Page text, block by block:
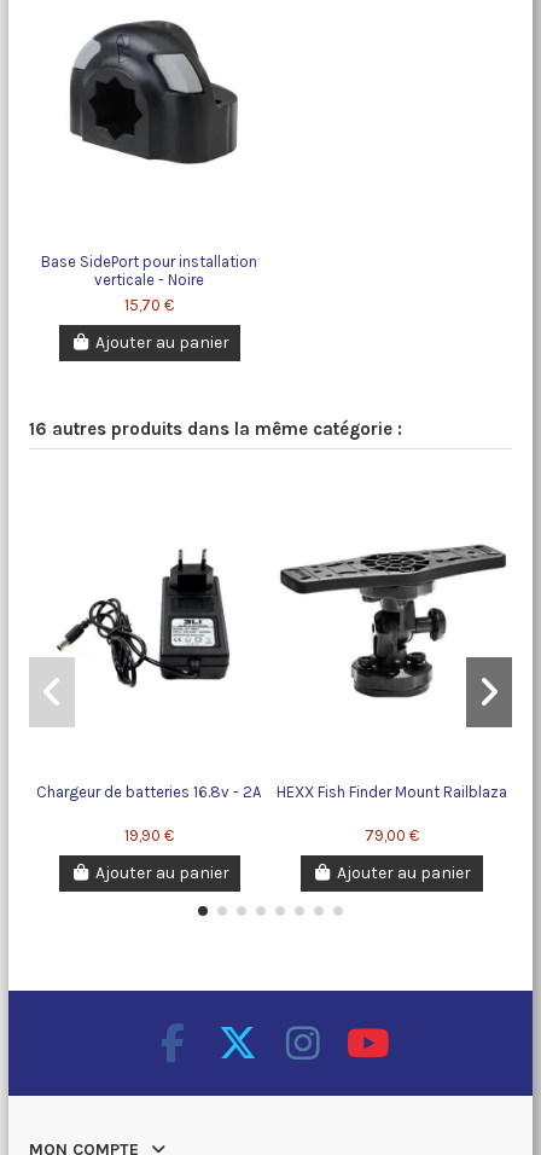
Base SidePort pour installation
verticale - Noire
15,70 €
Ajouter au panier
16 autres produits dans la même catégorie :
Chargeur de batteries 16.8v - 2A
19,90 €
Ajouter au panier
HEXX Fish Finder Mount Railblaza
79,00 €
Ajouter au panier
MON COMPTE